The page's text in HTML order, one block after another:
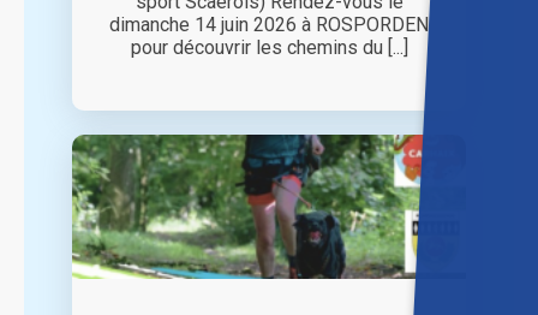
dimanche 14 juin 2026 à ROSPORDEN
pour découvrir les chemins du [...]